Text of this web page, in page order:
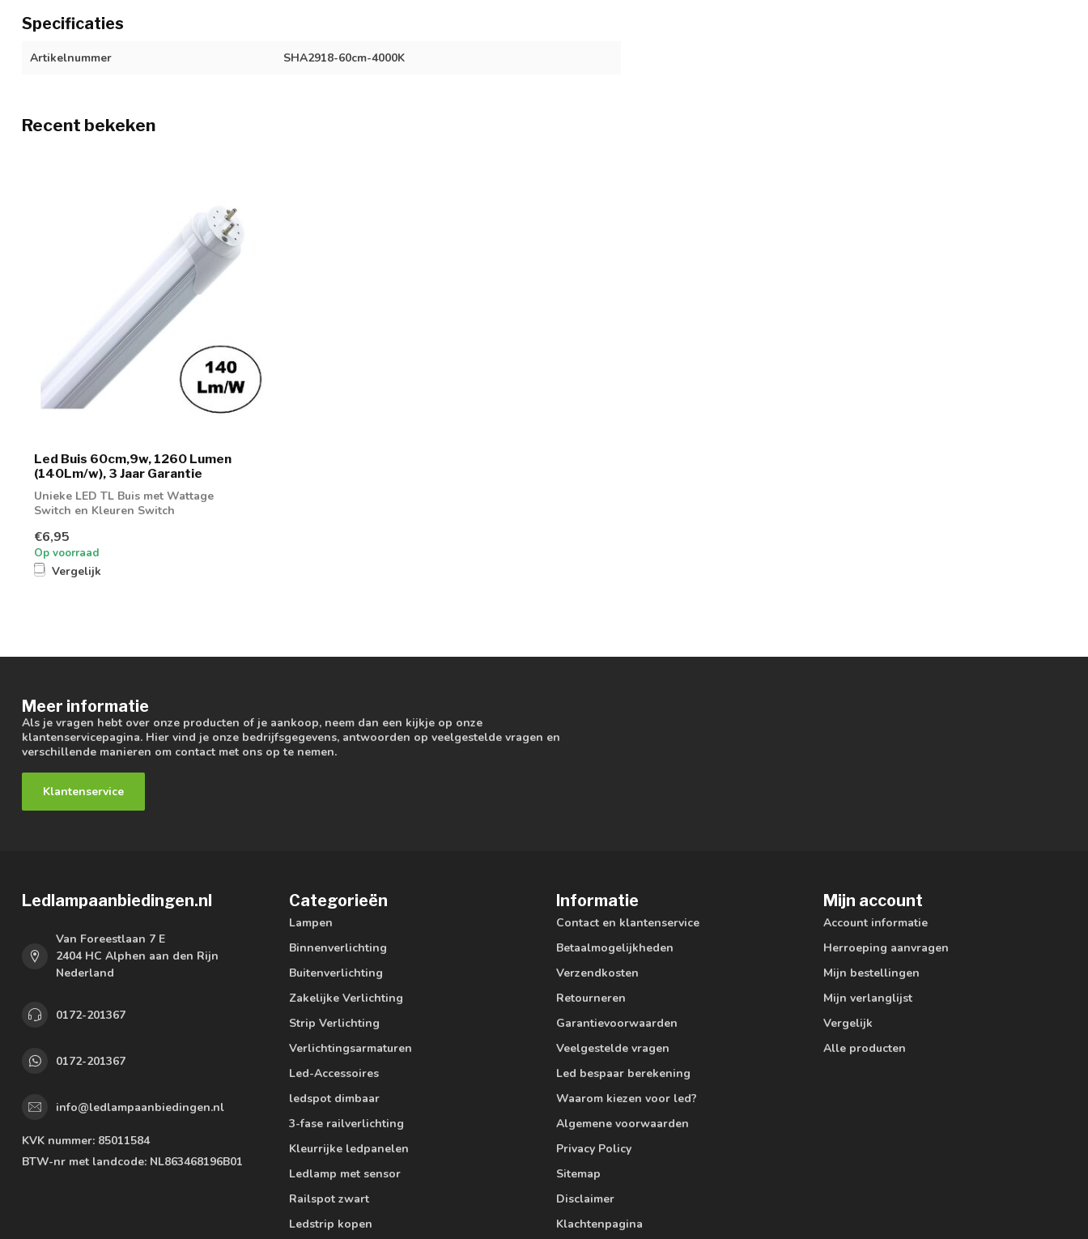
Specificaties
Artikelnummer SHA2918-60cm-4000K
Recent bekeken
Led Buis 60cm,9w, 1260 Lumen
(140Lm/w), 3 Jaar Garantie
Unieke LED TL Buis met Wattage
Switch en Kleuren Switch
€6,95
Op voorraad
Vergelijk
Meer informatie
Als je vragen hebt over onze producten of je aankoop, neem dan een kijkje op onze
klantenservicepagina. Hier vind je onze bedrijfsgegevens, antwoorden op veelgestelde vragen en
verschillende manieren om contact met ons op te nemen.
Klantenservice
Ledlampaanbiedingen.nl
Van Foreestlaan 7 E
2404 HC Alphen aan den Rijn
Nederland
0172-201367
0172-201367
info@ledlampaanbiedingen.nl
KVK nummer: 85011584
BTW-nr met landcode: NL863468196B01
Categorieën
Lampen
Binnenverlichting
Buitenverlichting
Zakelijke Verlichting
Strip Verlichting
Verlichtingsarmaturen
Led-Accessoires
ledspot dimbaar
3-fase railverlichting
Kleurrijke ledpanelen
Ledlamp met sensor
Railspot zwart
Ledstrip kopen
Informatie
Contact en klantenservice
Betaalmogelijkheden
Verzendkosten
Retourneren
Garantievoorwaarden
Veelgestelde vragen
Led bespaar berekening
Waarom kiezen voor led?
Algemene voorwaarden
Privacy Policy
Sitemap
Disclaimer
Klachtenpagina
Mijn account
Account informatie
Herroeping aanvragen
Mijn bestellingen
Mijn verlanglijst
Vergelijk
Alle producten